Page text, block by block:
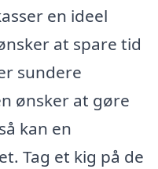
en ideel
at spare tid
sundere
ønsker at gøre
kan en
Tag et kig på de